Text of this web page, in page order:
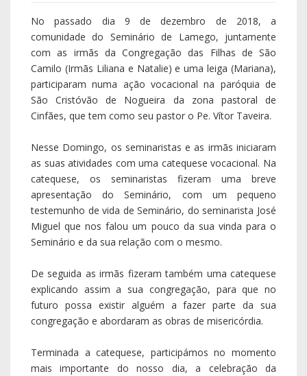
No passado dia 9 de dezembro de 2018, a
comunidade do Seminário de Lamego, juntamente
com as irmãs da Congregação das Filhas de São
Camilo (Irmãs Liliana e Natalie) e uma leiga (Mariana),
participaram numa ação vocacional na paróquia de
São Cristóvão de Nogueira da zona pastoral de
Cinfães, que tem como seu pastor o Pe. Vítor Taveira.
Nesse Domingo, os seminaristas e as irmãs iniciaram
as suas atividades com uma catequese vocacional. Na
catequese, os seminaristas fizeram uma breve
apresentação do Seminário, com um pequeno
testemunho de vida de Seminário, do seminarista José
Miguel que nos falou um pouco da sua vinda para o
Seminário e da sua relação com o mesmo.
De seguida as irmãs fizeram também uma catequese
explicando assim a sua congregação, para que no
futuro possa existir alguém a fazer parte da sua
congregação e abordaram as obras de misericórdia.
Terminada a catequese, participámos no momento
mais importante do nosso dia, a celebração da